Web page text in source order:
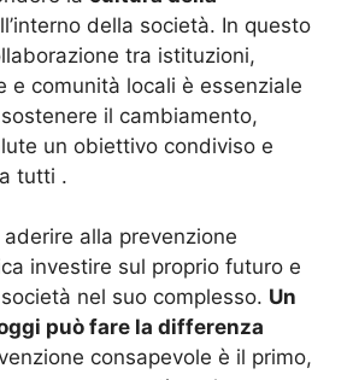
della società. In questo
tra istituzioni,
e comunità locali è essenziale
il cambiamento,
un obiettivo condiviso e
tutti .
alla prevenzione
investire sul proprio futuro e
nel suo complesso. Un
può fare la differenza
consapevole è il primo,